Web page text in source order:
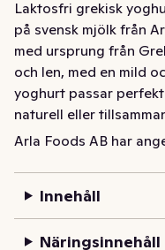
Laktosfri grekisk
på svensk mjölk från
med ursprung från
och len, med en mild
yoghurt passar
naturell eller
bär. Varumärket Arla
på svensk mjölk från
Arla Foods AB har
Innehåll
Näringsinnehåll